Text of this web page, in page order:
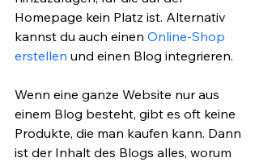
Homepage kein Platz ist. Alternativ
kannst du auch einen Online-Shop
erstellen und einen Blog integrieren.
Wenn eine ganze Website nur aus
einem Blog besteht, gibt es oft keine
Produkte, die man kaufen kann. Dann
ist der Inhalt des Blogs alles, worum